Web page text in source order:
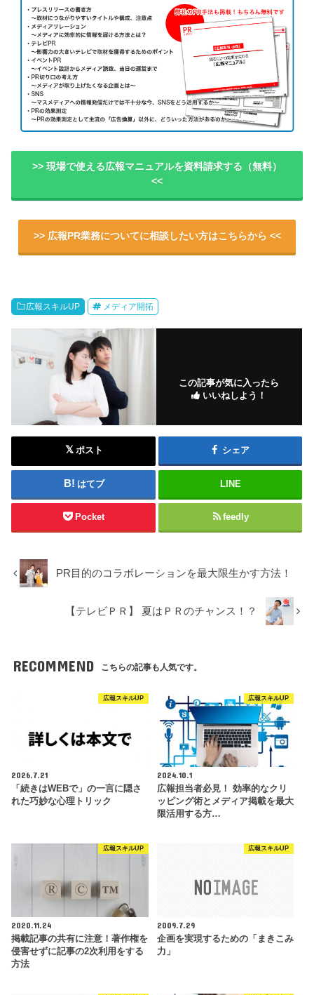
>> 現場で使える広報マニュアルを資料請求する（無料）
<<
>> 広報PR業務についてに相談したい方はこちらから <<
広報スキルUP メディア開拓
この記事が気に入ったら
いいねしよう！
ポスト シェア
はてブ LINE
Pocket feedly
PR目的のコラボレーションを最大限生かす方法！
【テレビＰＲ】 夏はＰＲのチャンス！？
RECOMMEND こちらの記事も人気です。
広報スキルUP
2026.7.21
「続きはWEBで」の一言に隠さ
れた巧妙な心理トリック
広報スキルUP
2024.10.1
広報担当者必見！ 効率的なクリ
ッピング術とメディア掲載を最大
限活用する方…
広報スキルUP
2020.11.24
掲載記事の共有に注意！著作権を
侵害せずに記事の2次利用をする
方法
広報スキルUP
2009.7.29
企画を実現するための「まきこみ
力」